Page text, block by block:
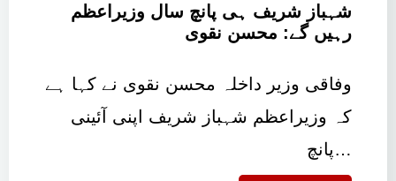
شہباز شریف ہی پانچ سال وزیراعظم
رہیں گے: محسن نقوی
وفاقی وزیر داخلہ محسن نقوی نے کہا ہے
کہ وزیراعظم شہباز شریف اپنی آئینی
پانچ…